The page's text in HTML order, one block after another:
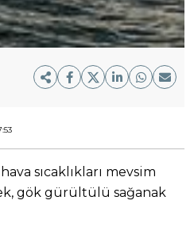
sıcaklıkları mevsim
gök gürültülü sağanak